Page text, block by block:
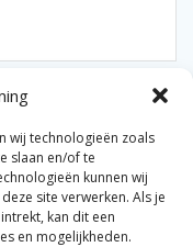
wij technologieën zoals
slaan en/of te
kunnen wij
site verwerken. Als je
kan dit een
en mogelijkheden.